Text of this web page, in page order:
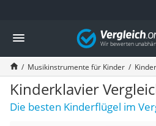
Die beliebtesten Vergleiche nach
Kind & Baby
Babyphone mit 2 Kameras
Walkie-Talkie Kinder
Kindermatratzen
Babywippe
Rollschuhe für Kinder
Vergleich
Musikinstrumente für Kinder
Kinderklavier
Die besten Kinderflügel im